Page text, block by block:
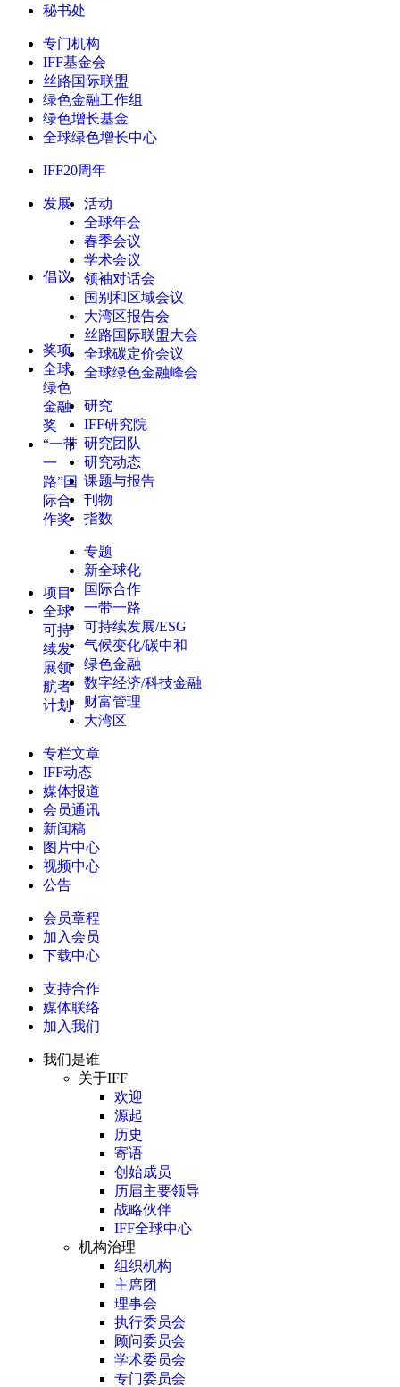
秘书处
专门机构
IFF基金会
丝路国际联盟
绿色金融工作组
绿色增长基金
全球绿色增长中心
IFF20周年
发展
倡议
奖项
全球
绿色
金融
奖
“一带
一
路”国
际合
作奖
项目
全球
可持
续发
展领
航者
计划
活动
全球年会
春季会议
学术会议
领袖对话会
国别和区域会议
大湾区报告会
丝路国际联盟大会
全球碳定价会议
全球绿色金融峰会
研究
IFF研究院
研究团队
研究动态
课题与报告
刊物
指数
专题
新全球化
国际合作
一带一路
可持续发展/ESG
气候变化/碳中和
绿色金融
数字经济/科技金融
财富管理
大湾区
专栏文章
IFF动态
媒体报道
会员通讯
新闻稿
图片中心
视频中心
公告
会员章程
加入会员
下载中心
支持合作
媒体联络
加入我们
我们是谁
关于IFF
欢迎
源起
历史
寄语
创始成员
历届主要领导
战略伙伴
IFF全球中心
机构治理
组织机构
主席团
理事会
执行委员会
顾问委员会
学术委员会
专门委员会